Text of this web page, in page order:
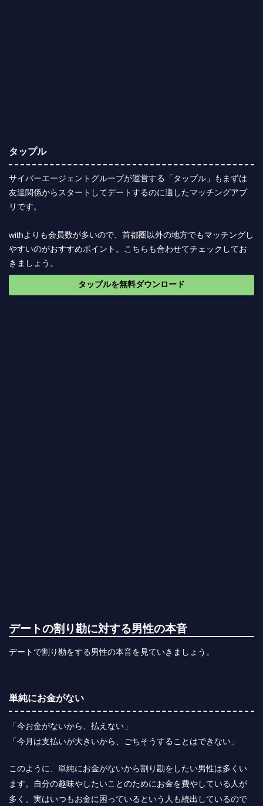
タップル
サイバーエージェントグループが運営する「タップル」もまずは
友達関係からスタートしてデートするのに適したマッチングアプ
リです。
withよりも会員数が多いので、首都圏以外の地方でもマッチングし
やすいのがおすすめポイント。こちらも合わせてチェックしてお
きましょう。
タップルを無料ダウンロード
デートの割り勘に対する男性の本音
デートで割り勘をする男性の本音を見ていきましょう。
単純にお金がない
「今お金がないから、払えない」
「今月は支払いが大きいから、ごちそうすることはできない」
このように、単純にお金がないから割り勘をしたい男性は多くい
ます。自分の趣味やしたいことのためにお金を費やしている人が
多く、実はいつもお金に困っているという人も続出しているので